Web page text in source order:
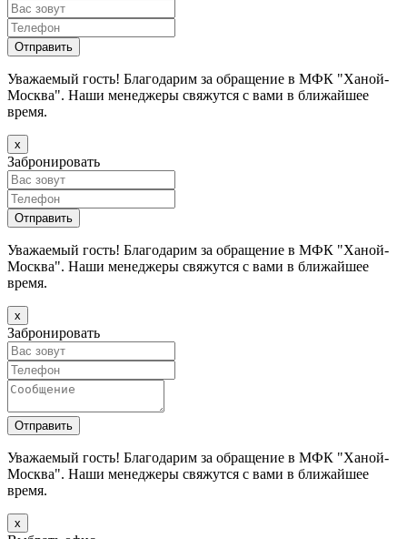
Уважаемый гость! Благодарим за обращение в МФК "Ханой-
Москва". Наши менеджеры свяжутся с вами в ближайшее
время.
х
Забронировать
Уважаемый гость! Благодарим за обращение в МФК "Ханой-
Москва". Наши менеджеры свяжутся с вами в ближайшее
время.
х
Забронировать
Уважаемый гость! Благодарим за обращение в МФК "Ханой-
Москва". Наши менеджеры свяжутся с вами в ближайшее
время.
х